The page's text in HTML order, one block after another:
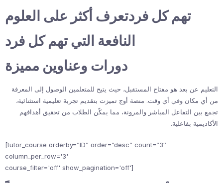
تهم كل فردتعرف أكثر على العلوم
النافعة التي تهم كل فرد
دورات وعناوين مميزة
التعليم عن بعد هو مفتاح المستقبل، حيث يتيح للمتعلمين الوصول إلى المعرفة
من أي مكان وفي أي وقت. منصة أوج تميزت بتقديم تجربة تعليمية استثنائية،
تجمع بين التفاعل المباشر والمرونة، مما يمكّن الطلاب من تحقيق أهدافهم
الأكاديمية بفاعلية.
[tutor_course orderby=”ID” order=”desc” count=”3″
column_per_row='3'
course_filter='off' show_pagination='off']